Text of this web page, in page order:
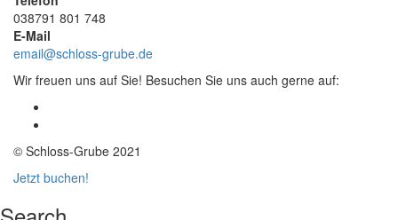
038791 801 748
E-Mail
email@schloss-grube.de
Wir freuen uns auf Sie! Besuchen Sie uns auch gerne auf:
© Schloss-Grube 2021
Jetzt buchen!